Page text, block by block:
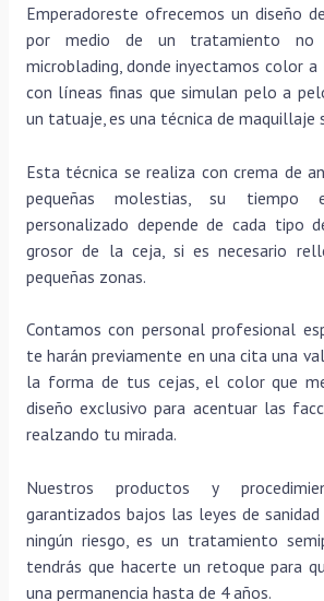
Emperadoreste ofrecemos un diseño
por medio de un tratamiento no
microblading, donde inyectamos color
con líneas finas que simulan pelo a
un tatuaje, es una técnica de maquillaje
Esta técnica se realiza con crema de
pequeñas molestias, su tiempo
personalizado depende de cada tipo
grosor de la ceja, si es necesario
pequeñas zonas.
Contamos con personal profesional
te harán previamente en una cita una
la forma de tus cejas, el color que
diseño exclusivo para acentuar las
realzando tu mirada.
Nuestros productos y
garantizados bajos las leyes de
ningún riesgo, es un tratamiento
tendrás que hacerte un retoque para
una permanencia hasta de 4 años.